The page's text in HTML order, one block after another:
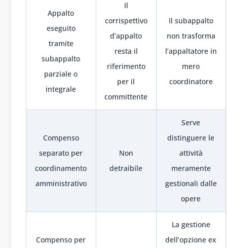
Appalto
eseguito
tramite
subappalto
parziale o
integrale
Il
corrispettivo
d’appalto
resta il
riferimento
per il
committente
Il subappalto
non trasforma
l’appaltatore in
mero
coordinatore
Compenso
separato per
coordinamento
amministrativo
Non
detraibile
Serve
distinguere le
attività
meramente
gestionali dalle
opere
Compenso per
La gestione
dell’opzione ex